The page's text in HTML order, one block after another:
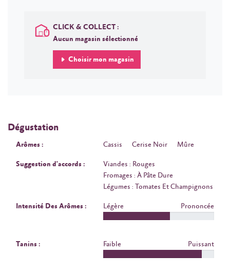
CLICK & COLLECT :
Aucun magasin sélectionné
Choisir mon magasin
Dégustation
Arômes : Cassis Cerise Noir Mûre
Suggestion d'accords :
Viandes : Rouges
Fromages : À Pâte Dure
Légumes : Tomates Et Champignons
Intensité Des Arômes : Légère Prononcée
Tanins : Faible Puissant